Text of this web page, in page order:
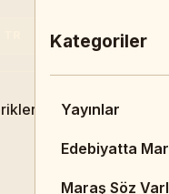
EN FR
Ana Menü
Admin
Ana Sayfa
DUYURULAR &
Kategoriler
Yayınlar
Edebiyatta
Maraş Söz
keşfedin.